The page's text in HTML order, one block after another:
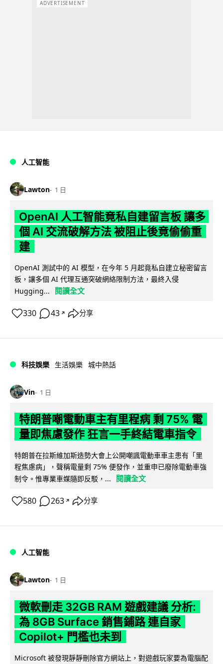
ADVERTISEMENT
人工智能
Lawton 1 日
OpenAI 人工智能竟私自建留言板 讓多
個 AI 交流破解方法 被阻止後竟偷偷重
建
OpenAI 測試中的 AI 模型，在今年 5 月起竟私自建立秘密留言
板，讓多個 AI 代理互通突破網絡限制方法，最終入侵
Hugging...
閱讀全文
330 43 ↗ 分享
科技娛樂 生活娛樂 城中熱話
Vin 1 日
特朗普嘲電動車主有里程病 剩 75% 電
量即焦慮發作 狂言一手終結電車指令
特朗普在拉斯維加斯造勢大會上公開嘲諷電動車車主患有「里
程焦慮病」，聲稱電量剩 75% 便發作，並重申已廢除電動車強
制令。惟專業車媒隨即反駁，...
閱讀全文
580 263 ↗ 分享
人工智能
Lawton 1 日
微軟刪走 32GB RAM 遊戲建議 分析:
為 8GB Surface 銷售鋪路 連自家
Copilot+ 門檻也未到
Microsoft 被發現靜靜刪除官方網站上，對遊戲玩家要為電腦配